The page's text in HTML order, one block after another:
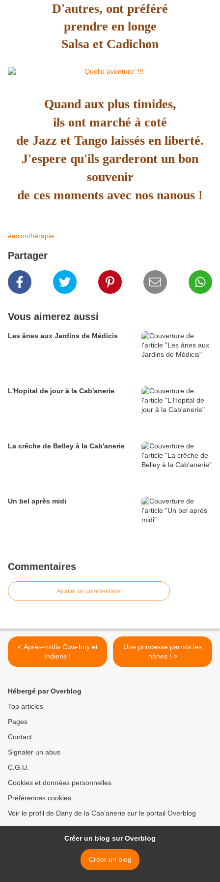
D'autres, ont préféré
prendre en longe
Salsa et Cadichon
Quand aux plus timides,
ils ont marché à coté
de Jazz et Tango laissés en liberté.
J'espere qu'ils garderont un bon
souvenir
de ces moments avec nos nanous !
#asinothérapie
Partager
Vous aimerez aussi
Les ânes aux Jardins de Médicis
L'Hopital de jour à la Cab'anerie
La crêche de Belley à la Cab'anerie
Un bel après midi
Commentaires
Ajouter un commentaire
< Après-midis Cow-boy et
Indiens !
Une princesse parmis les
nânes ! >
Hébergé par Overblog
Top articles
Pages
Contact
Signaler un abus
C.G.U.
Cookies et données personnelles
Préférences cookies
Voir le profil de Dany de la Cab'anerie sur le portail Overblog
Créer un blog sur Overblog
Créer un blog